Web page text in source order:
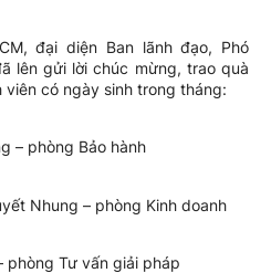
đại diện Ban lãnh đạo, Phó
lên gửi lời chúc mừng, trao quà
có ngày sinh trong tháng:
– phòng Bảo hành
Nhung – phòng Kinh doanh
phòng Tư vấn giải pháp